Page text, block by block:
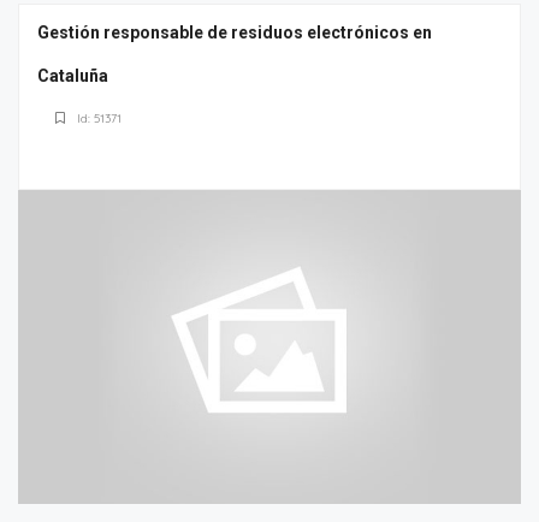
Gestión responsable de residuos electrónicos en
Cataluña
Id: 51371